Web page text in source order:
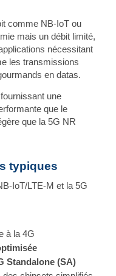
comme NB‑IoT ou
mais un débit limité,
nécessitant
les transmissions
en datas.
une
que le
que la 5G NR
typiques
LTE‑M et la 5G
à la 4G
Standalone (SA)